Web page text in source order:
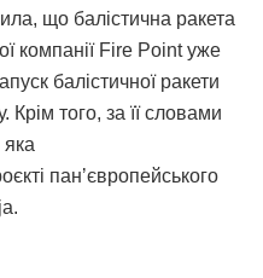
що балістична ракета
компанії Fire Point уже
балістичної ракети
Крім того, за її словами
панʼєвропейського